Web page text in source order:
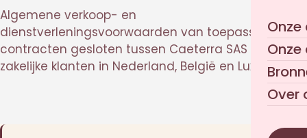
Over
Algemene verkoop- en
dienstverleningsvoorwaarden van toepassing op
contracten gesloten tussen Caeterra SAS en haar
zakelijke klanten in Nederland, België en Luxemburg.